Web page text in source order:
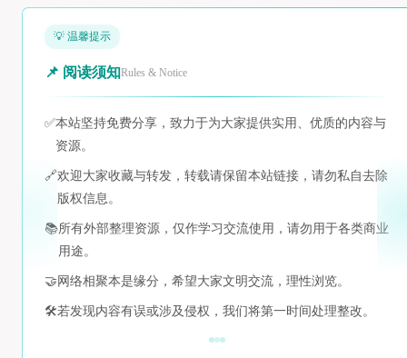
💡 温馨提示
📌 阅读须知Rules & Notice
✅本站坚持免费分享，致力于为大家提供实用、优质的内容与
资源。
🔗欢迎大家收藏与转发，转载请保留本站链接，请勿私自去除
版权信息。
📚所有外部整理资源，仅作学习交流使用，请勿用于各类商业
用途。
🤝 网络相聚本是缘分，希望大家文明交流，理性浏览。
🛠️若发现内容有误或涉及侵权，我们将第一时间处理整改。